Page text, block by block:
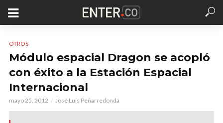
OTROS
Módulo espacial Dragon se acopló
con éxito a la Estación Espacial
Internacional
mayo 25, 2012 José Luis Peñarredonda